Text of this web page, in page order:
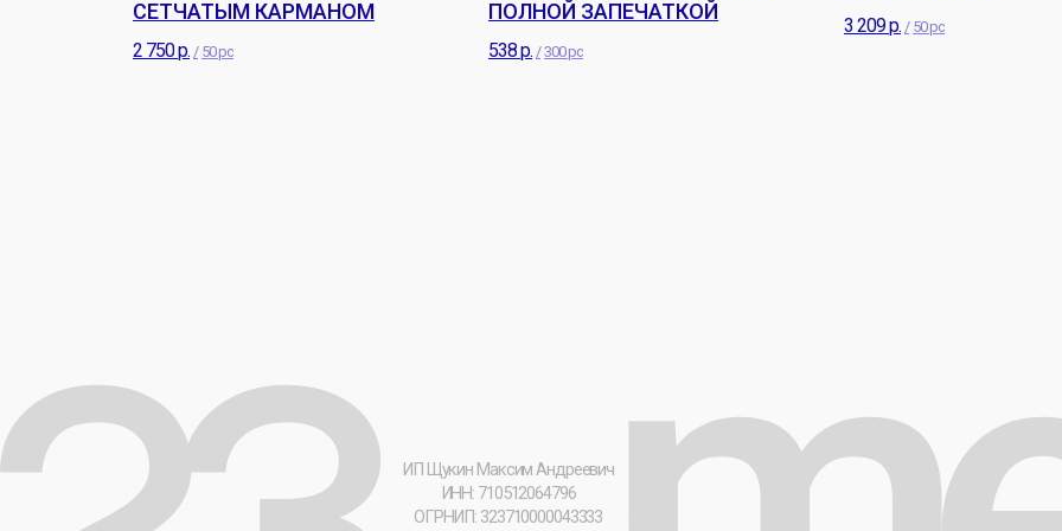
СЕТЧАТЫМ КАРМАНОМ
2 750р. / 50 pc
ПОЛНОЙ ЗАПЕЧАТКОЙ
538р. / 300 pc
3 209р. / 50 pc
[ 23 ] Мерч-Лаборатория © 2026 Политика обработки ПД Согласие